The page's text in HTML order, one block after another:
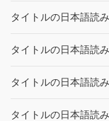
タイトルの日本語読
タイトルの日本語読
タイトルの日本語読
タイトルの日本語読